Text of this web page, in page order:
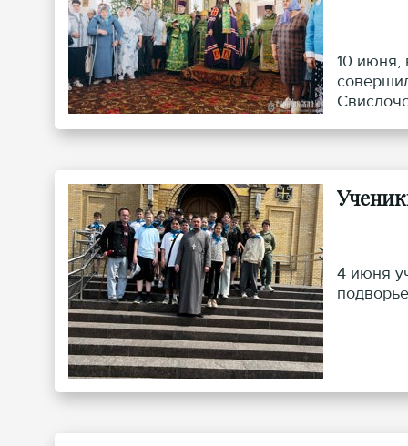
10 июня,
4 июня